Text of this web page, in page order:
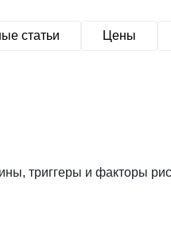
статьи Цены
триггеры и факторы